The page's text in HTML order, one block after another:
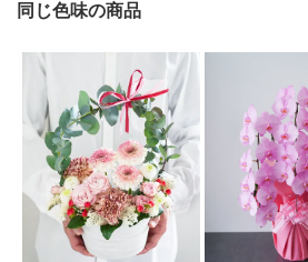
同じ色味の商品